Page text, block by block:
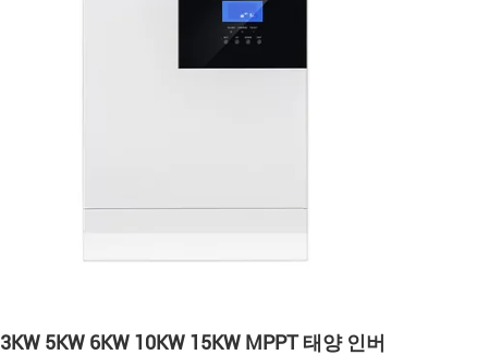
3KW 5KW 6KW 10KW 15KW MPPT 태양 인버